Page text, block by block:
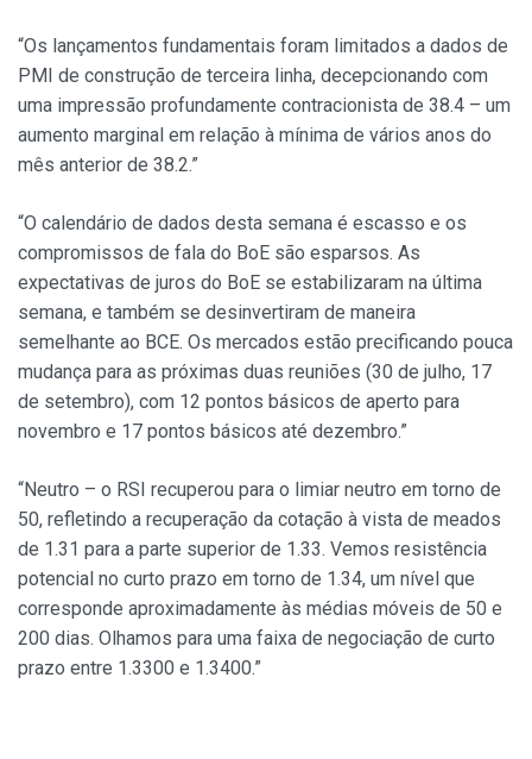
“Os lançamentos fundamentais foram limitados a dados de
PMI de construção de terceira linha, decepcionando com
uma impressão profundamente contracionista de 38.4 – um
aumento marginal em relação à mínima de vários anos do
mês anterior de 38.2.”
“O calendário de dados desta semana é escasso e os
compromissos de fala do BoE são esparsos. As
expectativas de juros do BoE se estabilizaram na última
semana, e também se desinvertiram de maneira
semelhante ao BCE. Os mercados estão precificando pouca
mudança para as próximas duas reuniões (30 de julho, 17
de setembro), com 12 pontos básicos de aperto para
novembro e 17 pontos básicos até dezembro.”
“Neutro – o RSI recuperou para o limiar neutro em torno de
50, refletindo a recuperação da cotação à vista de meados
de 1.31 para a parte superior de 1.33. Vemos resistência
potencial no curto prazo em torno de 1.34, um nível que
corresponde aproximadamente às médias móveis de 50 e
200 dias. Olhamos para uma faixa de negociação de curto
prazo entre 1.3300 e 1.3400.”